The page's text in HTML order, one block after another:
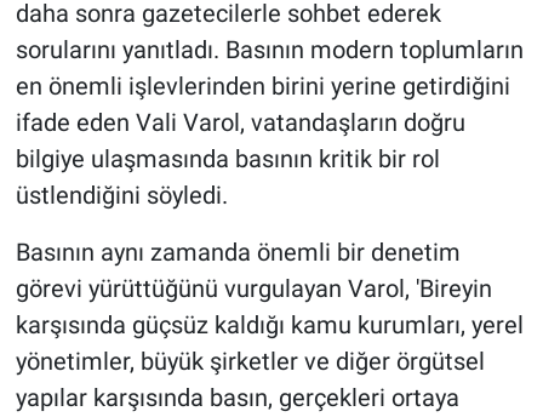
daha sonra gazetecilerle sohbet ederek
sorularını yanıtladı. Basının modern toplumların
en önemli işlevlerinden birini yerine getirdiğini
ifade eden Vali Varol, vatandaşların doğru
bilgiye ulaşmasında basının kritik bir rol
üstlendiğini söyledi.
Basının aynı zamanda önemli bir denetim
görevi yürüttüğünü vurgulayan Varol, 'Bireyin
karşısında güçsüz kaldığı kamu kurumları, yerel
yönetimler, büyük şirketler ve diğer örgütsel
yapılar karşısında basın, gerçekleri ortaya